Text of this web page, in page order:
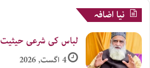
نیا اضافہ
لباس کی شرعی حیثیت
4 اگست, 2026